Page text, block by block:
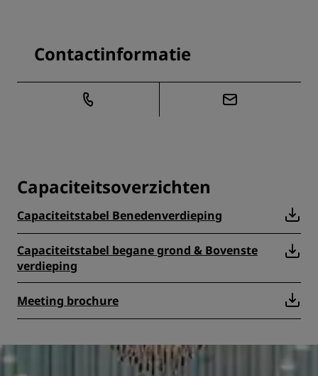
Contactinformatie
Capaciteitsoverzichten
Capaciteitstabel Benedenverdieping
Capaciteitstabel begane grond & Bovenste
verdieping
Meeting brochure